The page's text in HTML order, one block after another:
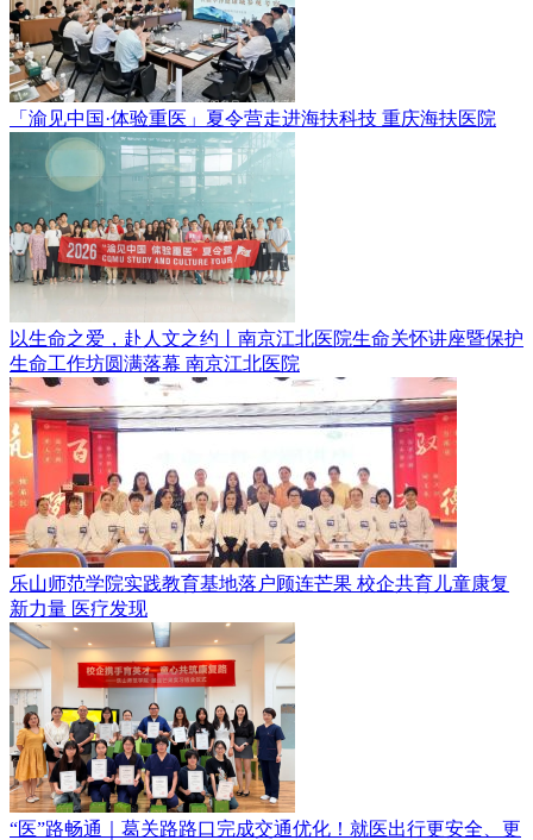
「渝见中国·体验重医」夏令营走进海扶科技 重庆海扶医院
以生命之爱，赴人文之约丨南京江北医院生命关怀讲座暨保护
生命工作坊圆满落幕 南京江北医院
乐山师范学院实践教育基地落户顾连芒果 校企共育儿童康复
新力量 医疗发现
“医”路畅通｜葛关路路口完成交通优化！就医出行更安全、更